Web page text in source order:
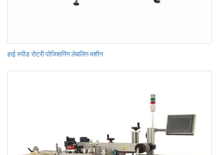
हाई स्पीड रोटरी पोजिशनिंग लेबलिंग मशीन